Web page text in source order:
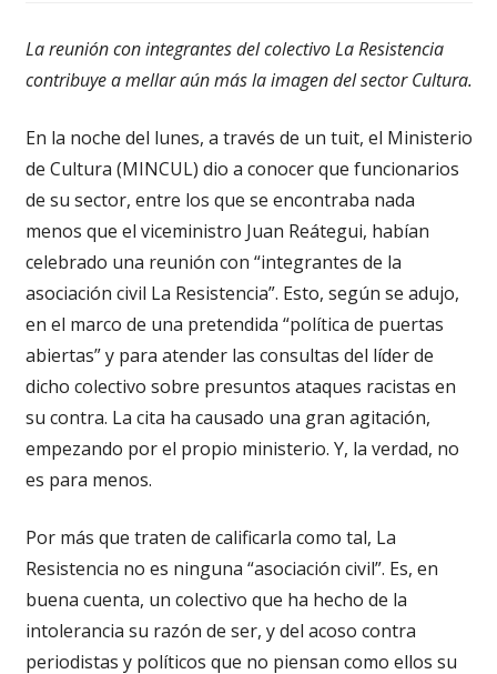
La reunión con integrantes del colectivo La Resistencia
contribuye a mellar aún más la imagen del sector Cultura.
En la noche del lunes, a través de un tuit, el Ministerio
de Cultura (MINCUL) dio a conocer que funcionarios
de su sector, entre los que se encontraba nada
menos que el viceministro Juan Reátegui, habían
celebrado una reunión con “integrantes de la
asociación civil La Resistencia”. Esto, según se adujo,
en el marco de una pretendida “política de puertas
abiertas” y para atender las consultas del líder de
dicho colectivo sobre presuntos ataques racistas en
su contra. La cita ha causado una gran agitación,
empezando por el propio ministerio. Y, la verdad, no
es para menos.
Por más que traten de calificarla como tal, La
Resistencia no es ninguna “asociación civil”. Es, en
buena cuenta, un colectivo que ha hecho de la
intolerancia su razón de ser, y del acoso contra
periodistas y políticos que no piensan como ellos su